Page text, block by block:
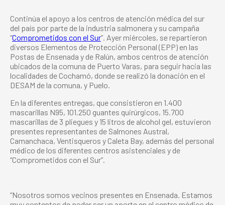
Continúa el apoyo a los centros de atención médica del sur
del país por parte de la industria salmonera y su campaña
“Comprometidos con el Sur”. Ayer miércoles, se repartieron
diversos Elementos de Protección Personal (EPP) en las
Postas de Ensenada y de Ralún, ambos centros de atención
ubicados de la comuna de Puerto Varas, para seguir hacia las
localidades de Cochamó, donde se realizó la donación en el
DESAM de la comuna, y Puelo.
En la diferentes entregas, que consistieron en 1.400
mascarillas N95, 101.250 guantes quirúrgicos, 15.700
mascarillas de 3 pliegues y 15 litros de alcohol gel, estuvieron
presentes representantes de Salmones Austral,
Camanchaca, Ventisqueros y Caleta Bay, además del personal
médico de los diferentes centros asistenciales y de
“Comprometidos con el Sur”.
“Nosotros somos vecinos presentes en Ensenada. Estamos